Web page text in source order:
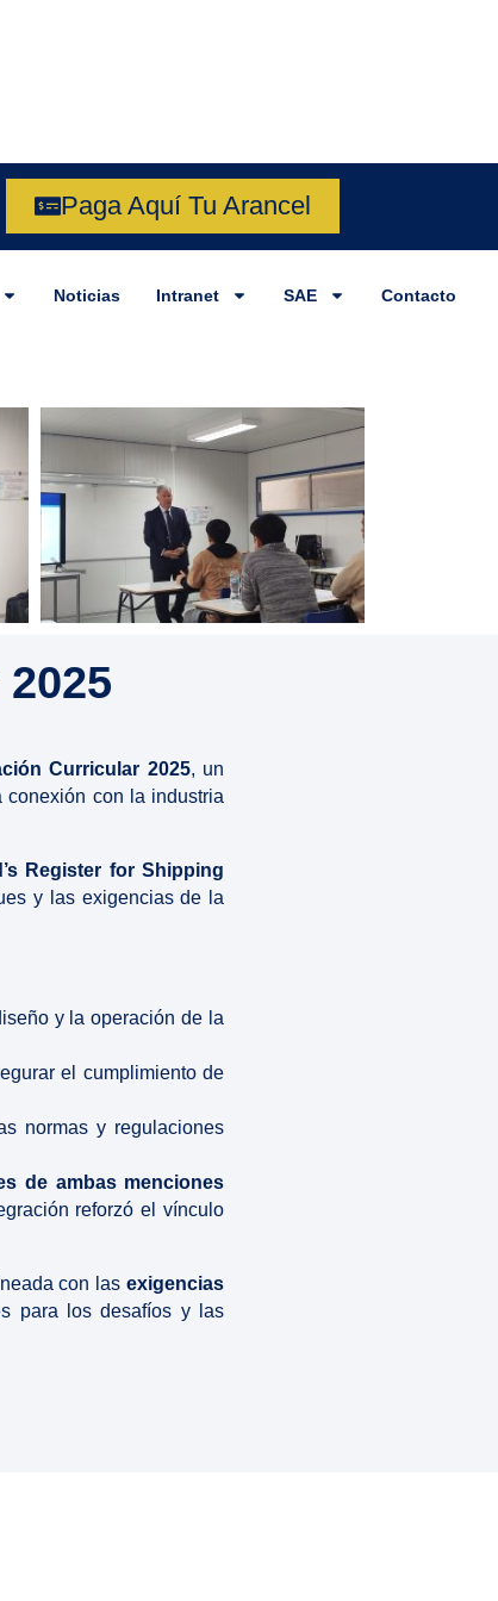
Paga Aquí Tu Arancel
Noticias Intranet SAE Contacto
Curricular 2025, un
conexión con la industria
Register for Shipping
y las exigencias de la
y la operación de la
el cumplimiento de
normas y regulaciones
de ambas menciones
reforzó el vínculo
con lasexigencias
para los desafíos y las